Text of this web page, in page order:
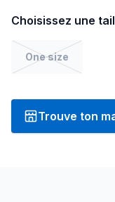
Choisissez une
One size
Trouve ton